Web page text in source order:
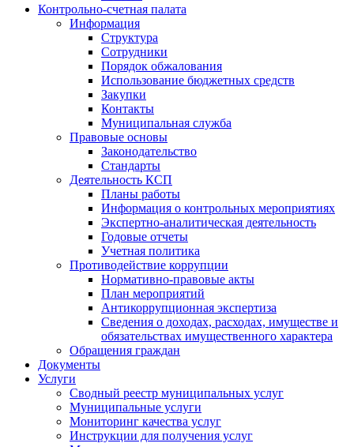
Контрольно-счетная палата
Информация
Структура
Сотрудники
Порядок обжалования
Использование бюджетных средств
Закупки
Контакты
Муниципальная служба
Правовые основы
Законодательство
Стандарты
Деятельность КСП
Планы работы
Информация о контрольных мероприятиях
Экспертно-аналитическая деятельность
Годовые отчеты
Учетная политика
Противодействие коррупции
Нормативно-правовые акты
План мероприятий
Антикоррупционная экспертиза
Сведения о доходах, расходах, имуществе и
обязательствах имущественного характера
Обращения граждан
Документы
Услуги
Сводный реестр муниципальных услуг
Муниципальные услуги
Мониторинг качества услуг
Инструкции для получения услуг